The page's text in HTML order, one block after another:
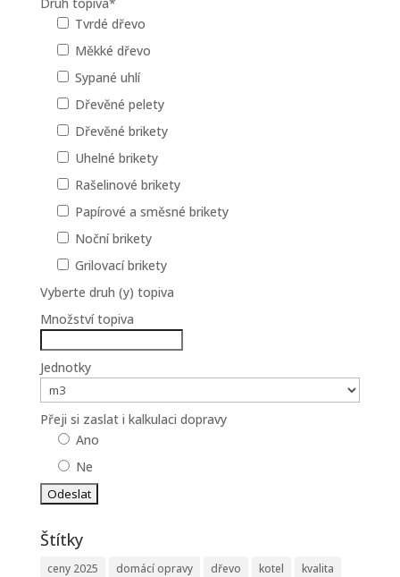
Tvrdé dřevo
Měkké dřevo
Sypané uhlí
Dřevěné pelety
Dřevěné brikety
Uhelné brikety
Rašelinové brikety
Papírové a směsné brikety
Noční brikety
Grilovací brikety
Vyberte druh (y) topiva
Množství topiva
Jednotky
Přeji si zaslat i kalkulaci dopravy
Ano
Ne
Štítky
ceny 2025 domácí opravy dřevo kotel
kvalita